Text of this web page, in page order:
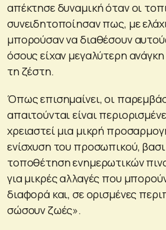
απέκτησε δυναμική όταν οι
συνειδητοποίησαν πως, με
μπορούσαν να διαθέσουν
όσους είχαν μεγαλύτερη
τη ζέστη.
Όπως επισημαίνει, οι
απαιτούνται είναι
χρειαστεί μια μικρή
ενίσχυση του προσωπικού,
τοποθέτηση ενημερωτικών
για μικρές αλλαγές που
διαφορά και, σε ορισμένες
σώσουν ζωές».